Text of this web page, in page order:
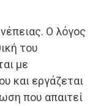
O λόγος
του
με
και εργάζεται
που απαιτεί